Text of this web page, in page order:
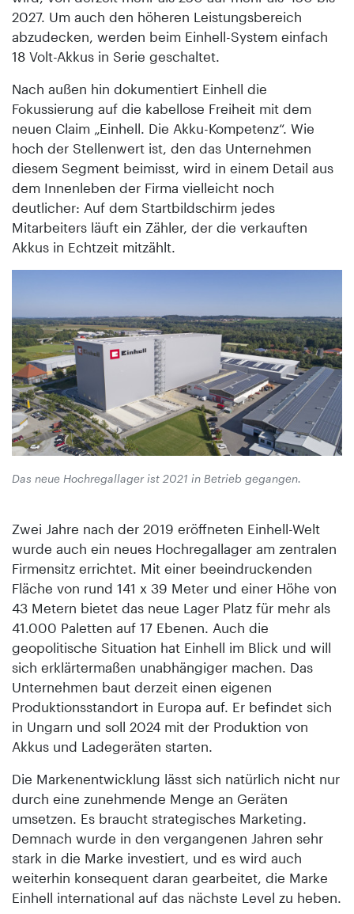
2027. Um auch den höheren Leistungsbereich
abzudecken, werden beim Einhell-System einfach
18 Volt-Akkus in Serie geschaltet.
Nach außen hin dokumentiert Einhell die
Fokussierung auf die kabellose Freiheit mit dem
neuen Claim „Einhell. Die Akku-Kompetenz“. Wie
hoch der Stellenwert ist, den das Unternehmen
diesem Segment beimisst, wird in einem Detail aus
dem Innenleben der Firma vielleicht noch
deutlicher: Auf dem Startbildschirm jedes
Mitarbeiters läuft ein Zähler, der die verkauften
Akkus in Echtzeit mitzählt.
Das neue Hochregallager ist 2021 in Betrieb gegangen.
Zwei Jahre nach der 2019 eröffneten Einhell-Welt
wurde auch ein neues Hochregallager am zentralen
Firmensitz errichtet. Mit einer beeindruckenden
Fläche von rund 141 x 39 Meter und einer Höhe von
43 Metern bietet das neue Lager Platz für mehr als
41.000 Paletten auf 17 Ebenen. Auch die
geopolitische Situation hat Einhell im Blick und will
sich erklärtermaßen unabhängiger machen. Das
Unternehmen baut derzeit einen eigenen
Produktionsstandort in Europa auf. Er befindet sich
in Ungarn und soll 2024 mit der Produktion von
Akkus und Ladegeräten starten.
Die Markenentwicklung lässt sich natürlich nicht nur
durch eine zunehmende Menge an Geräten
umsetzen. Es braucht strategisches Marketing.
Demnach wurde in den vergangenen Jahren sehr
stark in die Marke investiert, und es wird auch
weiterhin konsequent daran gearbeitet, die Marke
Einhell international auf das nächste Level zu heben.